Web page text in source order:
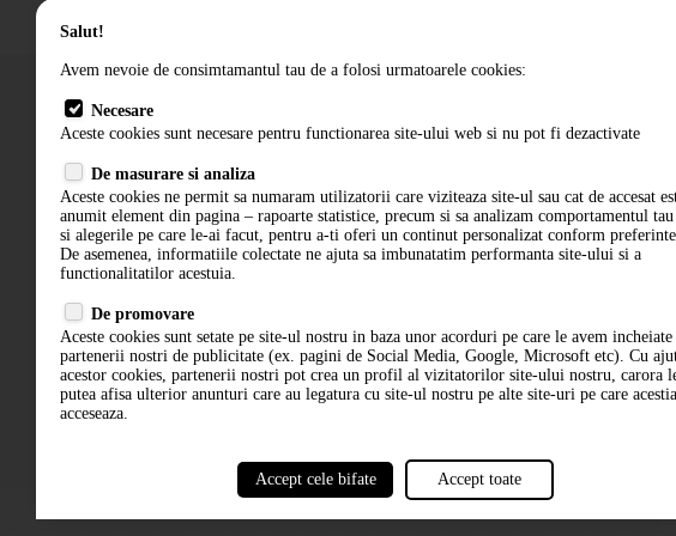
Termeni si conditii
Politica
Salut!
Avem nevoie de consimtamantul tau de a folosi urmatoarele cookies:
Necesare
Aceste cookies sunt necesare pentru functionarea site-ului web si nu pot fi dezactivate
De masurare si analiza
Aceste cookies ne permit sa numaram utilizatorii care viziteaza site-ul sau cat de accesat
anumit element din pagina – rapoarte statistice, precum si sa analizam comportamentul
si alegerile pe care le-ai facut, pentru a-ti oferi un continut personalizat conform
De asemenea, informatiile colectate ne ajuta sa imbunatatim performanta site-ului si a
functionalitatilor acestuia.
De promovare
Aceste cookies sunt setate pe site-ul nostru in baza unor acorduri pe care le avem incheiate
partenerii nostri de publicitate (ex. pagini de Social Media, Google, Microsoft etc). Cu
acestor cookies, partenerii nostri pot crea un profil al vizitatorilor site-ului nostru, carora
putea afisa ulterior anunturi care au legatura cu site-ul nostru pe alte site-uri pe care
acceseaza.
Accept cele bifate Accept toate